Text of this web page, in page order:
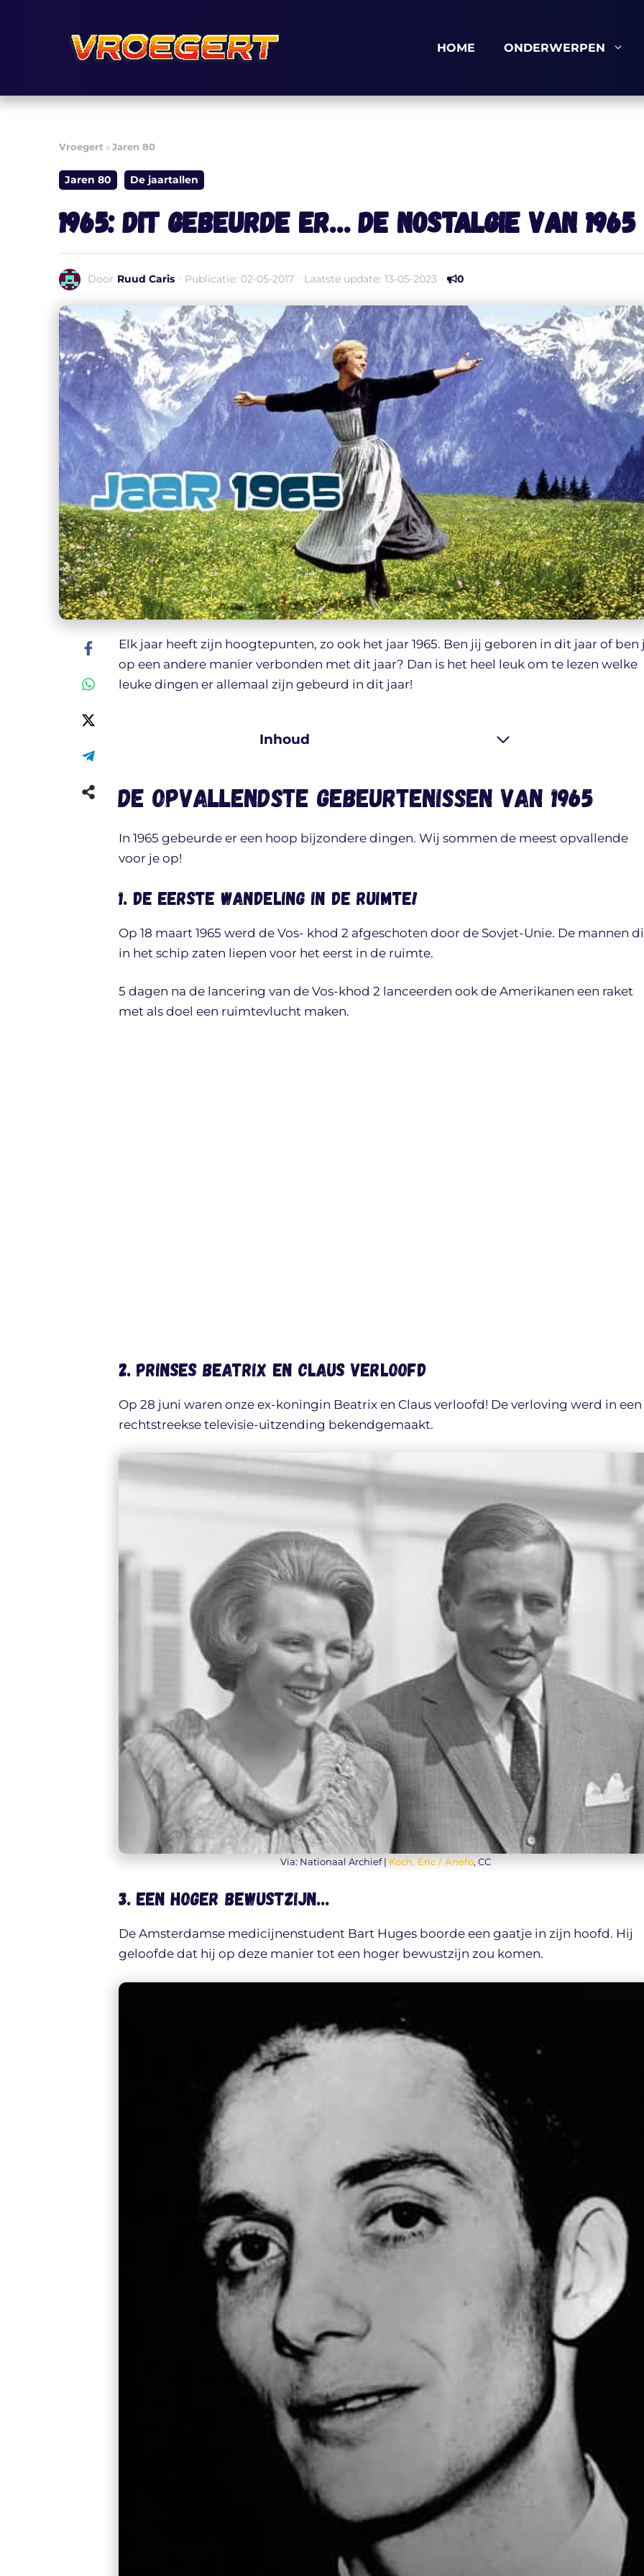
HOME ONDERWERPEN
Vroegert »Jaren 80
Jaren 80 De jaartallen
1965: dit gebeurde er… De nostalgie van
Door Ruud Caris · Publicatie: 02-05-2017 · Laatste update: 13-05-2023 · 0
Elk jaar heeft zijn hoogtepunten, zo ook het jaar 1965. Ben jij geboren in dit jaar of ben
op een andere manier verbonden met dit jaar? Dan is het heel leuk om te lezen welke
leuke dingen er allemaal zijn gebeurd in dit jaar!
Inhoud
De opvallendste gebeurtenissen van 1965
In 1965 gebeurde er een hoop bijzondere dingen. Wij sommen de meest opvallende
voor je op!
1. De eerste wandeling in de ruimte!
Op 18 maart 1965 werd de Vos- khod 2 afgeschoten door de Sovjet-Unie. De mannen
in het schip zaten liepen voor het eerst in de ruimte.
5 dagen na de lancering van de Vos-khod 2 lanceerden ook de Amerikanen een raket
met als doel een ruimtevlucht maken.
2. Prinses Beatrix en Claus verloofd
Op 28 juni waren onze ex-koningin Beatrix en Claus verloofd! De verloving werd in een
rechtstreekse televisie-uitzending bekendgemaakt.
Via: Nationaal Archief | Koch, Eric / Anefo, CC
3. Een hoger bewustzijn…
De Amsterdamse medicijnenstudent Bart Huges boorde een gaatje in zijn hoofd. Hij
geloofde dat hij op deze manier tot een hoger bewustzijn zou komen.